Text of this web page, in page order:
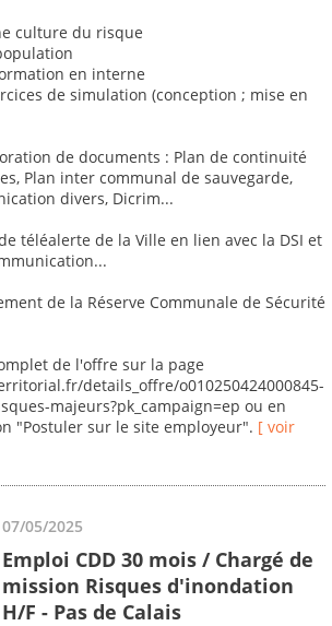
culture du risque
en interne
de simulation (conception ; mise en
de documents : Plan de continuité
Plan inter communal de sauvegarde,
divers, Dicrim...
téléalerte de la Ville en lien avec la DSI et
de la Réserve Communale de Sécurité
de l'offre sur la page
details_offre/o010250424000845-
majeurs?pk_campaign=ep ou en
"Postuler sur le site employeur". [ voir
07/05/2025
Emploi CDD 30 mois / Chargé de
mission Risques d'inondation
H/F - Pas de Calais